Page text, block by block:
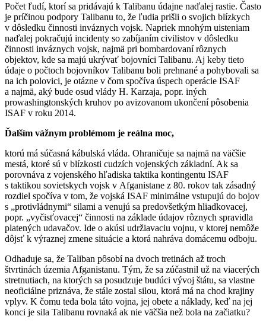
Počet ľudí, ktorí sa pridávajú k Talibanu údajne naďalej rastie. Často
je príčinou podpory Talibanu to, že ľudia prišli o svojich blízkych
v dôsledku činnosti inváznych vojsk. Napriek mnohým uisteniam
naďalej pokračujú incidenty so zabíjaním civilistov v dôsledku
činnosti inváznych vojsk, najmä pri bombardovaní rôznych
objektov, kde sa majú ukrývať bojovníci Talibanu. Aj keby tieto
údaje o počtoch bojovníkov Talibanu boli prehnané a pohybovali sa
na ich polovici, je otázne v čom spočíva úspech operácie ISAF
a najmä, aký bude osud vlády H. Karzaja, popr. iných
prowashingtonských kruhov po avizovanom ukončení pôsobenia
ISAF v roku 2014.
Ďalším vážnym problémom je reálna moc,
ktorú má súčasná kábulská vláda. Ohraničuje sa najmä na väčšie
mestá, ktoré sú v blízkosti cudzích vojenských základní. Ak sa
porovnáva z vojenského hľadiska taktika kontingentu ISAF
s taktikou sovietskych vojsk v Afganistane z 80. rokov tak zásadný
rozdiel spočíva v tom, že vojská ISAF minimálne vstupujú do bojov
s „protivládnymi“ silami a venujú sa predovšetkým hliadkovacej,
popr. „vyčisťovacej“ činnosti na základe údajov rôznych spravidla
platených udavačov. Ide o akúsi udržiavaciu vojnu, v ktorej nemôže
dôjsť k výraznej zmene situácie a ktorá nahráva domácemu odboju.
Odhaduje sa, že Taliban pôsobí na dvoch tretinách až troch
štvrtinách územia Afganistanu. Tým, že sa zúčastnil už na viacerých
stretnutiach, na ktorých sa posudzuje budúci vývoj štátu, sa vlastne
neoficiálne priznáva, že stále zostal silou, ktorá má na chod krajiny
vplyv. K čomu teda bola táto vojna, jej obete a náklady, keď na jej
konci je sila Talibanu rovnaká ak nie väčšia než bola na začiatku?